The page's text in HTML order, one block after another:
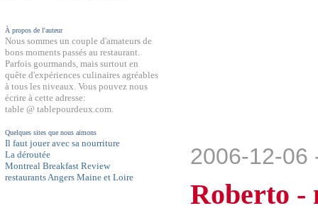
À propos de l'auteur
Nous sommes un couple d'amateurs de
bons moments passés au restaurant.
Parfois gourmands, mais surtout en
quête d'expériences culinaires agréables
à tous les niveaux. Vous pouvez nous
écrire à cette adresse:
table @ tablepourdeux.com.
Quelques sites que nous aimons
Il faut jouer avec sa nourriture
La déroutée
Montreal Breakfast Review
restaurants Angers Maine et Loire
2006-12-06
Roberto -